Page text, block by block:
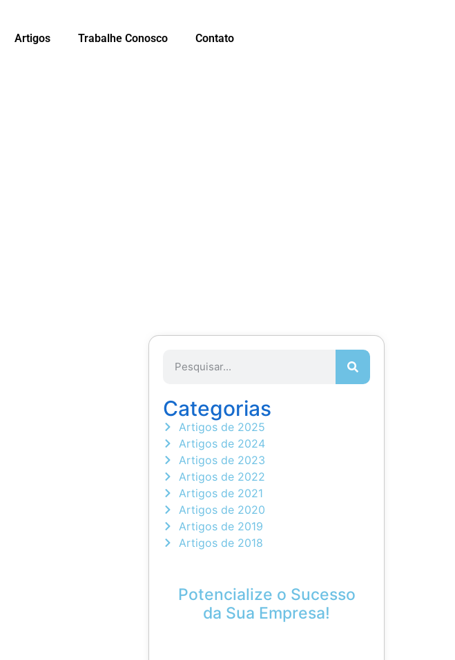
Artigos Trabalhe Conosco Contato
Categorias
Artigos de 2025
Artigos de 2024
Artigos de 2023
Artigos de 2022
Artigos de 2021
Artigos de 2020
Artigos de 2019
Artigos de 2018
Potencialize o Sucesso
da Sua Empresa!